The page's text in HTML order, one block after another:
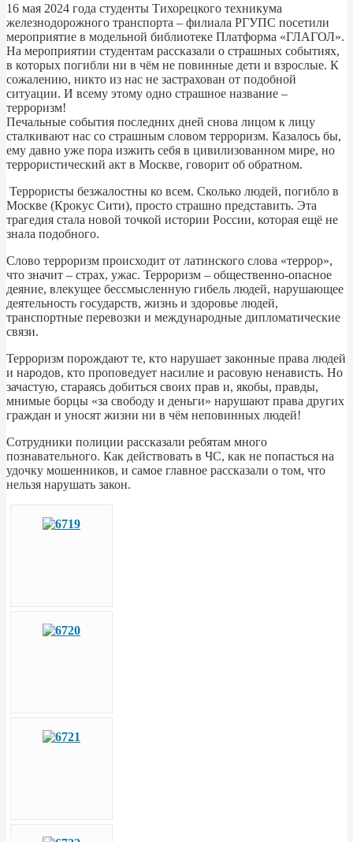
16 мая 2024 года студенты Тихорецкого техникума
железнодорожного транспорта – филиала РГУПС посетили
мероприятие в модельной библиотеке Платформа «ГЛАГОЛ».
На мероприятии студентам рассказали о страшных событиях,
в которых погибли ни в чём не повинные дети и взрослые. К
сожалению, никто из нас не застрахован от подобной
ситуации. И всему этому одно страшное название –
терроризм!
Печальные события последних дней снова лицом к лицу
сталкивают нас со страшным словом терроризм. Казалось бы,
ему давно уже пора изжить себя в цивилизованном мире, но
террористический акт в Москве, говорит об обратном.
Террористы безжалостны ко всем. Сколько людей, погибло в
Москве (Крокус Сити), просто страшно представить. Эта
трагедия стала новой точкой истории России, которая ещё не
знала подобного.
Слово терроризм происходит от латинского слова «террор»,
что значит – страх, ужас. Терроризм – общественно-опасное
деяние, влекущее бессмысленную гибель людей, нарушающее
деятельность государств, жизнь и здоровье людей,
транспортные перевозки и международные дипломатические
связи.
Терроризм порождают те, кто нарушает законные права людей
и народов, кто проповедует насилие и расовую ненависть. Но
зачастую, стараясь добиться своих прав и, якобы, правды,
мнимые борцы «за свободу и деньги» нарушают права других
граждан и уносят жизни ни в чём неповинных людей!
Сотрудники полиции рассказали ребятам много
познавательного. Как действовать в ЧС, как не попасться на
удочку мошенников, и самое главное рассказали о том, что
нельзя нарушать закон.